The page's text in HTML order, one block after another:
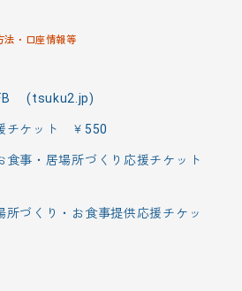
法・口座情報等
(tsuku2.jp)
チケット ￥550
食事・居場所づくり応援チケット
所づくり・お食事提供応援チケッ